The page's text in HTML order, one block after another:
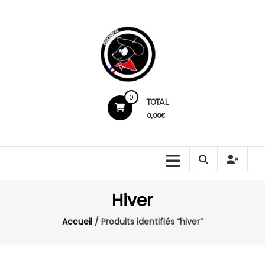
0
TOTAL
0,00€
Hiver
Accueil/ Produits identifiés “hiver”